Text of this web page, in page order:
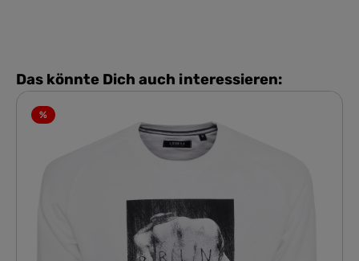
Das könnte Dich auch interessieren:
%